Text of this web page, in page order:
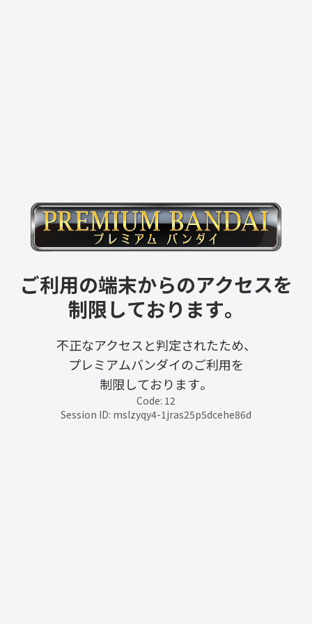
ご利用の端末からのアクセスを
制限しております。
不正なアクセスと判定されたため、
プレミアムバンダイのご利用を
制限しております。
Code: 12
Session ID: mslzyqy4-1jras25p5dcehe86d